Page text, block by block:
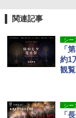
関連記事
シー
「
約1
観
シー
「